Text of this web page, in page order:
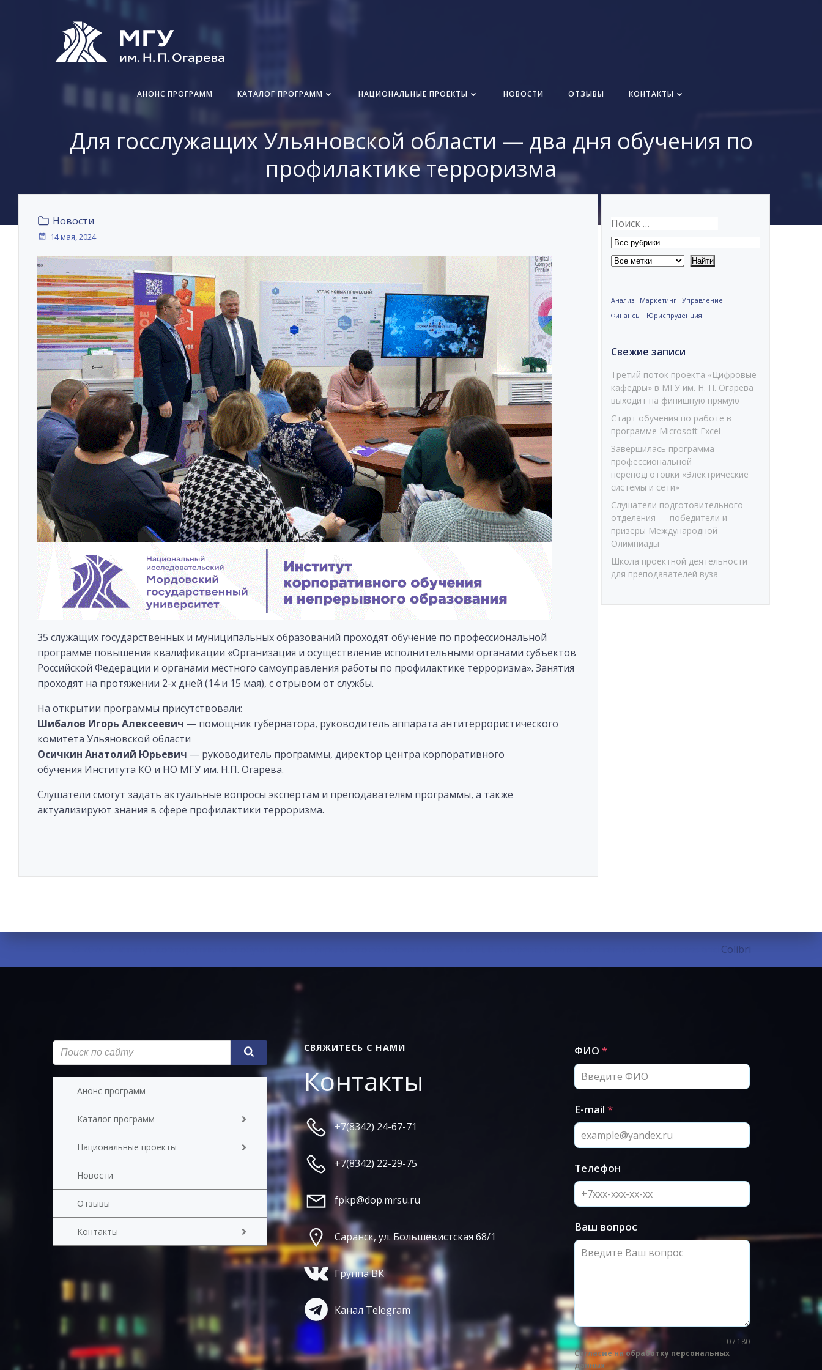
содержимому
АНОНС ПРОГРАММ КАТАЛОГ ПРОГРАММ НАЦИОНАЛЬНЫЕ ПРОЕКТЫ НОВОСТИ ОТЗЫВЫ КОНТАКТЫ
Для госслужащих Ульяновской области — два дня обучения по
профилактике терроризма
Новости
14 мая, 2024
35 служащих государственных и муниципальных образований проходят обучение по профессиональной
программе повышения квалификации «Организация и осуществление исполнительными органами субъектов
Российской Федерации и органами местного самоуправления работы по профилактике терроризма». Занятия
проходят на протяжении 2-х дней (14 и 15 мая), с отрывом от службы.
На открытии программы присутствовали:
Шибалов Игорь Алексеевич — помощник губернатора, руководитель аппарата антитеррористического
комитета Ульяновской области
Осичкин Анатолий Юрьевич — руководитель программы, директор центра корпоративного
обучения Института КО и НО МГУ им. Н.П. Огарёва.
Слушатели смогут задать актуальные вопросы экспертам и преподавателям программы, а также
актуализируют знания в сфере профилактики терроризма.
Анализ Маркетинг
Управление
Финансы
Юриспруденция
Свежие записи
Третий поток проекта «Цифровые
кафедры» в МГУ им. Н. П. Огарёва
выходит на финишную прямую
Старт обучения по работе в
программе Microsoft Excel
Завершилась программа
профессиональной
переподготовки «Электрические
системы и сети»
Слушатели подготовительного
отделения — победители и
призёры Международной
Олимпиады
Школа проектной деятельности
для преподавателей вуза
Colibri
Анонс программ
Каталог программ
Национальные проекты
Новости
Отзывы
Контакты
СВЯЖИТЕСЬ С НАМИ
Контакты
+7(8342) 24-67-71
+7(8342) 22-29-75
fpkp@dop.mrsu.ru
Саранск, ул. Большевистская 68/1
Группа ВК
Канал Telegram
ФИО*
E-mail*
Телефон
Ваш вопрос
0 / 180
Согласие на обработку персональных
данных